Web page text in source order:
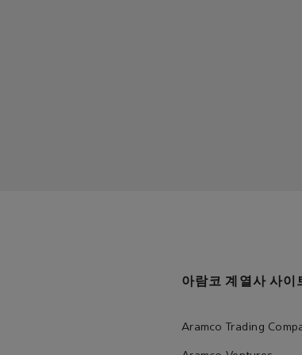
아람코 계열사 사이
Aramco Trading